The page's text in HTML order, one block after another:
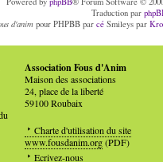
Traduction par
d'anim pour PHPBB parcé Smileys par
Association Fous d'Anim
Maison des associations
24, place de la liberté
59100 Roubaix
Charte d'utilisation du site
www.fousdanim.org(PDF)
Ecrivez-nous